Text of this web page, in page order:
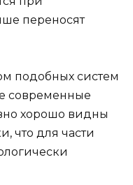
переносят
подобных систем
современные
хорошо видны
что для части